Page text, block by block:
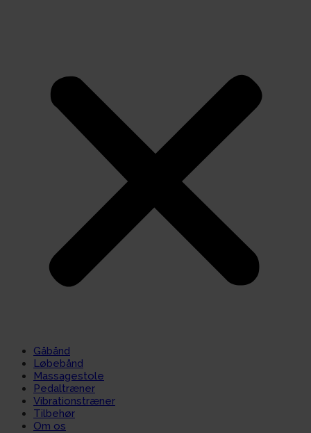
Gåbånd
Løbebånd
Massagestole
Pedaltræner
Vibrationstræner
Tilbehør
Om os